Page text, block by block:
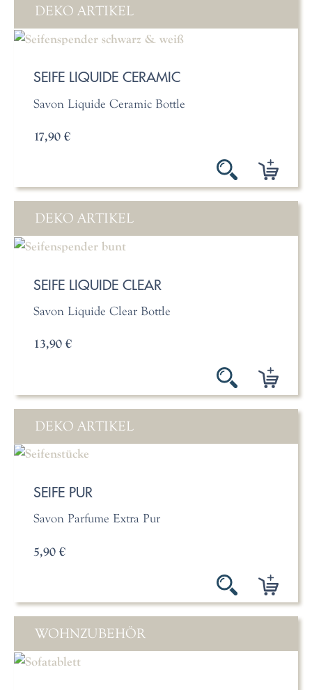
DEKO ARTIKEL
SEIFE LIQUIDE CERAMIC
Savon Liquide Ceramic Bottle
17,90 €
DEKO ARTIKEL
SEIFE LIQUIDE CLEAR
Savon Liquide Clear Bottle
13,90 €
DEKO ARTIKEL
SEIFE PUR
Savon Parfume Extra Pur
5,90 €
WOHNZUBEHÖR